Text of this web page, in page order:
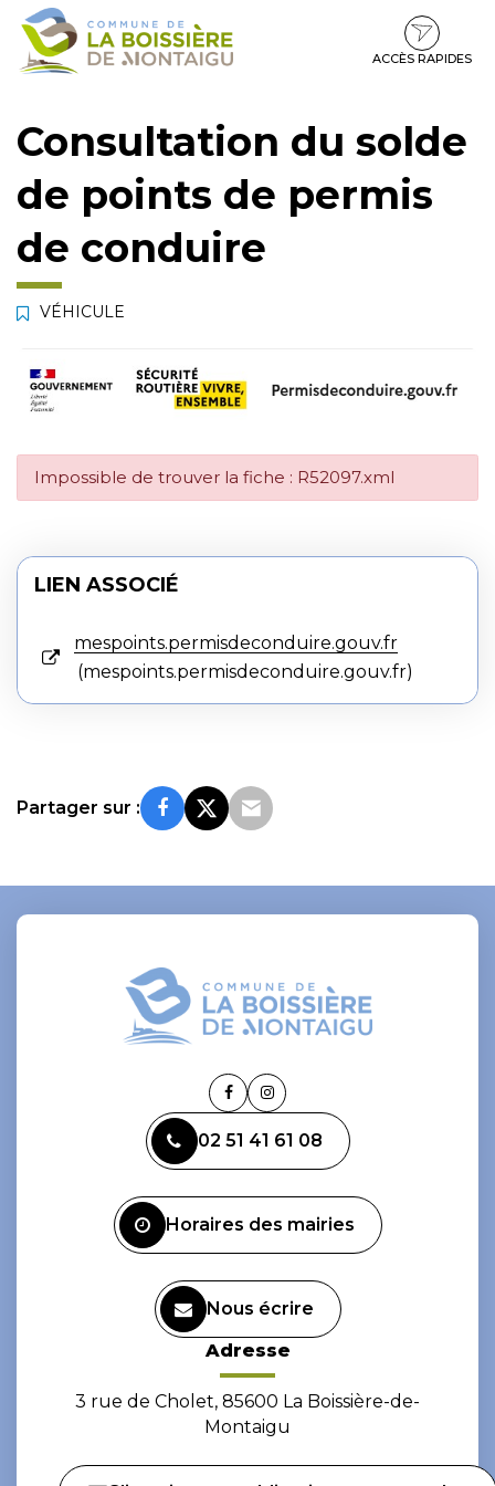
Gestion des traceurs
Aller
Aller
contenu
Aller
pied
ACCÈS RAPIDES
Consultation du solde
de points de permis
de conduire
VÉHICULE
Impossible de trouver la fiche : R52097.xml
LIEN ASSOCIÉ
mespoints.permisdeconduire.gouv.fr
mespoints.permisdeconduire.gouv.fr
Partager sur :
Lien
le
compte
Lien
le
compte
02 51 41 61 08
Horaires des mairies
Nous écrire
Adresse
3 rue de Cholet, 85600 La Boissière-de-
Montaigu